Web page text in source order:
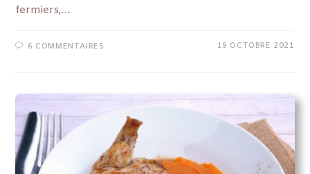
fermiers,…
6 COMMENTAIRES 19 OCTOBRE 2021